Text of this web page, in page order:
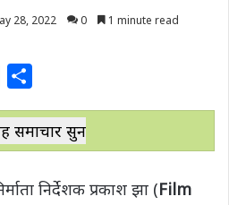
28, 2022 0 1 minute read
p
y
a
r
समाचार सुनें
निर्देशक प्रकाश झा (Film